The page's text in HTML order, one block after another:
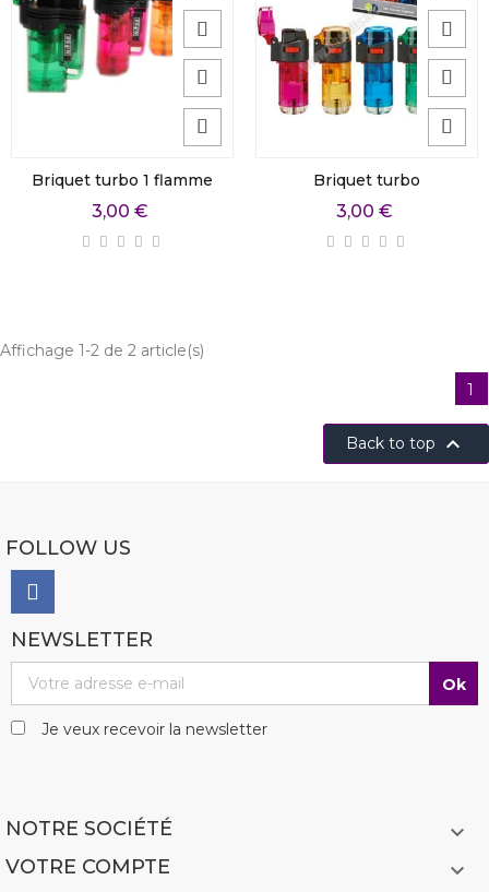
Briquet turbo 1 flamme
3,00 €
Briquet turbo
3,00 €
Affichage 1-2 de 2 article(s)
1
Back to top 
FOLLOW US
NEWSLETTER
Je veux recevoir la newsletter
NOTRE SOCIÉTÉ 
VOTRE COMPTE 